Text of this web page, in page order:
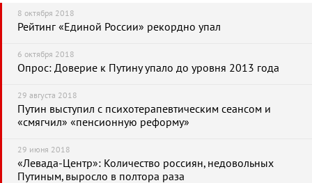
8 октября 2018
Рейтинг «Единой России» рекордно упал
6 октября 2018
Опрос: Доверие к Путину упало до уровня 2013 года
29 августа 2018
Путин выступил с психотерапевтическим сеансом и
«смягчил» «пенсионную реформу»
29 июня 2018
«Левада-Центр»: Количество россиян, недовольных
Путиным, выросло в полтора раза